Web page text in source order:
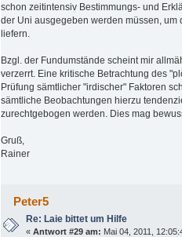
schon zeitintensiv Bestimmungs- und
der Uni ausgegeben werden müssen, um
liefern.
Bzgl. der Fundumstände scheint mir
verzerrt. Eine kritische Betrachtung des
Prüfung sämtlicher "irdischer" Faktoren
sämtliche Beobachtungen hierzu
zurechtgebogen werden. Dies mag
Gruß,
Rainer
Peter5
Re: Laie bittet um Hilfe
«Antwort #29 am: Mai 04, 2011,